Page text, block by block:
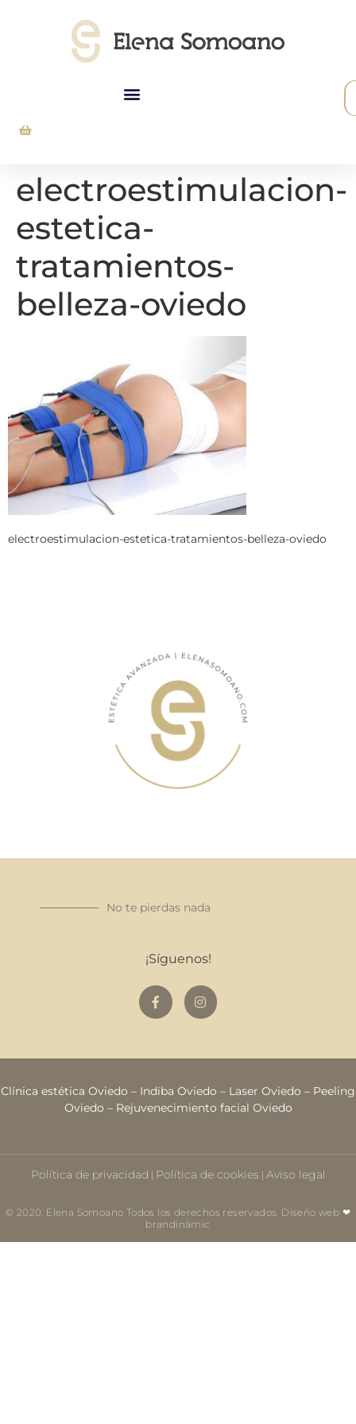
electroestimulacion-
estetica-
tratamientos-
belleza-oviedo
electroestimulacion-estetica-tratamientos-belleza-oviedo
No te pierdas nada
¡Síguenos!
Clínica estética Oviedo – Indiba Oviedo – Laser Oviedo – Peeling
Oviedo – Rejuvenecimiento facial Oviedo
Política de privacidad | Política de cookies | Aviso legal
© 2020. Elena Somoano Todos los derechos reservados. Diseño web ❤
brandinàmic